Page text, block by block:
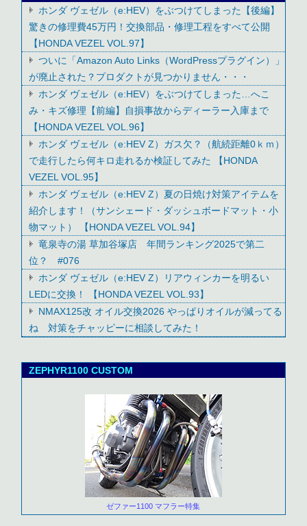
ホンダ ヴェゼル（e:HEV）をぶつけてしまった【後編】
驚きの修理費45万円！交換部品・修理工程をすべて公開
【HONDA VEZEL VOL.97】
ついに「Amazon Auto Links（WordPressプラグイン）」
が廃止された？プロダクトが見つかりません・・・
ホンダ ヴェゼル（e:HEV）をぶつけてしまった…へこ
み・キズ修理【前編】自損事故からディーラー入庫まで
【HONDA VEZEL VOL.96】
ホンダ ヴェゼル（e:HEV Z）ガス欠？（航続距離0ｋｍ）
で走行したら何キロ走れるか検証してみた 【HONDA
VEZEL VOL.95】
ホンダ ヴェゼル（e:HEV Z）夏の日焼け対策アイテムを
紹介します！（サンシェード・ダッシュボードマット・小
物マット） 【HONDA VEZEL VOL.94】
竜泉寺の湯 草加谷塚店 年間ランキング2025で第二
位？ #076
ホンダ ヴェゼル（e:HEV Z）リアウィンカーを明るい
LEDに交換！ 【HONDA VEZEL VOL.93】
NMAX125改 オイル交換2026 やっぱりオイルが減ってる
ね 対策をチャッピーに相談してみた！
ZEPHYR1100 CUSTOM
ゼファー1100 マフラー特集